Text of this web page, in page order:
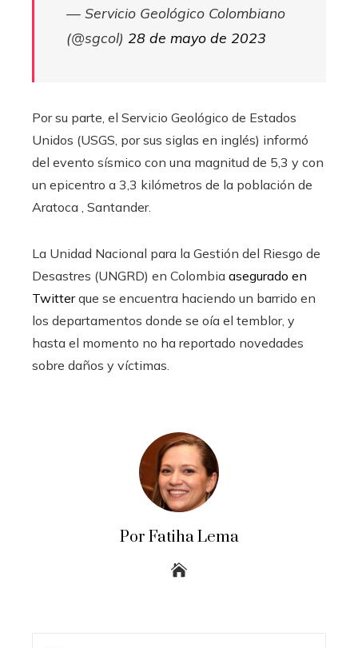
— Servicio Geológico Colombiano
(@sgcol) 28 de mayo de 2023
Por su parte, el Servicio Geológico de Estados
Unidos (USGS, por sus siglas en inglés) informó
del evento sísmico con una magnitud de 5,3 y con
un epicentro a 3,3 kilómetros de la población de
Aratoca , Santander.
La Unidad Nacional para la Gestión del Riesgo de
Desastres (UNGRD) en Colombia asegurado en
Twitterque se encuentra haciendo un barrido en
los departamentos donde se oía el temblor, y
hasta el momento no ha reportado novedades
sobre daños y víctimas.
Por Fatiha Lema